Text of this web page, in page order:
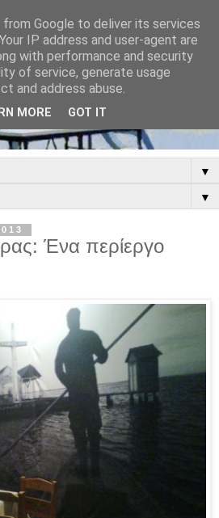
▼
▼
Ένα περίεργο
Google to deliver its services
IP address and user-agent are
with performance and security
of service, generate usage
and address abuse.
MORE GOT IT